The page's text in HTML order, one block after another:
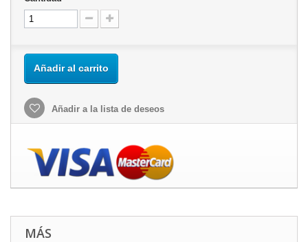
Añadir al carrito
Añadir a la lista de deseos
MÁS